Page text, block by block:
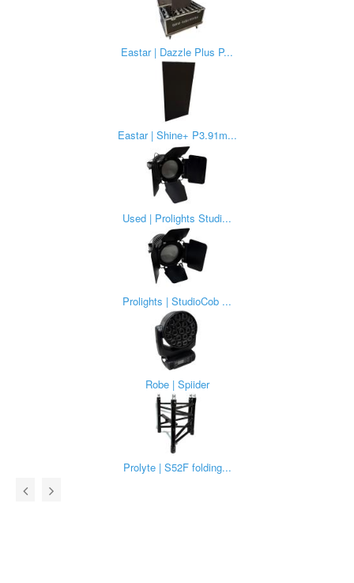
Eastar | Dazzle Plus P...
Eastar | Shine+ P3.91m...
Used | Prolights Studi...
Prolights | StudioCob ...
Robe | Spiider
Prolyte | S52F folding...